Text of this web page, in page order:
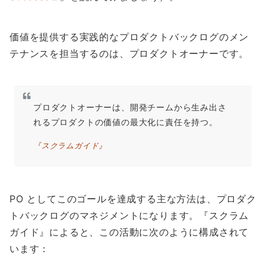
価値を提供する実践的なプロダクトバックログのメン
テナンスを担当するのは、プロダクトオーナーです。
プロダクトオーナーは、開発チームから生み出さ
れるプロダクトの価値の最大化に責任を持つ。
『スクラムガイド』
PO としてこのゴールを達成する主な方法は、プロダク
トバックログのマネジメントになります。『スクラム
ガイド』によると、この活動に次のように構成されて
います：